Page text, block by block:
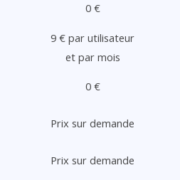
0 €
9 € par utilisateur
et par mois
0 €
Prix sur demande
Prix sur demande